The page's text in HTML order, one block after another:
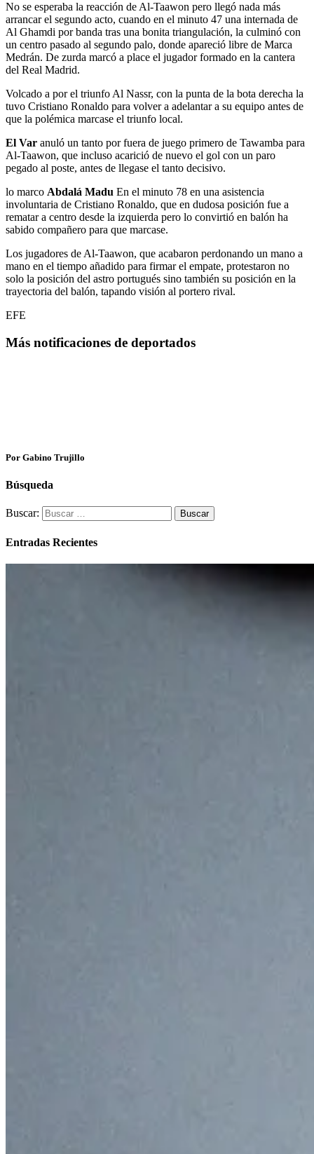
No se esperaba la reacción de Al-Taawon pero llegó nada más
arrancar el segundo acto, cuando en el minuto 47 una internada de
Al Ghamdi por banda tras una bonita triangulación, la culminó con
un centro pasado al segundo palo, donde apareció libre de Marca
Medrán. De zurda marcó a place el jugador formado en la cantera
del Real Madrid.
Volcado a por el triunfo Al Nassr, con la punta de la bota derecha la
tuvo Cristiano Ronaldo para volver a adelantar a su equipo antes de
que la polémica marcase el triunfo local.
El Var anuló un tanto por fuera de juego primero de Tawamba para
Al-Taawon, que incluso acarició de nuevo el gol con un paro
pegado al poste, antes de llegase el tanto decisivo.
lo marco Abdalá Madu En el minuto 78 en una asistencia
involuntaria de Cristiano Ronaldo, que en dudosa posición fue a
rematar a centro desde la izquierda pero lo convirtió en balón ha
sabido compañero para que marcase.
Los jugadores de Al-Taawon, que acabaron perdonando un mano a
mano en el tiempo añadido para firmar el empate, protestaron no
solo la posición del astro portugués sino también su posición en la
trayectoria del balón, tapando visión al portero rival.
EFE
Más notificaciones de deportados
Por Gabino Trujillo
Búsqueda
Buscar:
Entradas Recientes